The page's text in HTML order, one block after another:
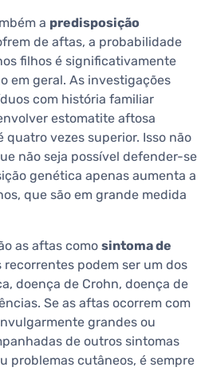
a predisposição
de aftas, a probabilidade
filhos é significativamente
em geral. As investigações
com história familiar
estomatite aftosa
quatro vezes superior. Isso não
não seja possível defender-se
genética apenas aumenta a
que são em grande medida
as aftas como sintoma de
recorrentes podem ser um dos
doença de Crohn, doença de
Se as aftas ocorrem com
grandes ou
de outros sintomas
problemas cutâneos, é sempre